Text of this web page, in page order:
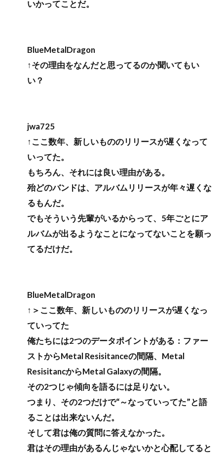
いかってことだ。
BlueMetalDragon
↑その理由をなんだと思ってるのか聞いてもい
い？
jwa725
↑ここ数年、新しいもののリリースが遅くなって
いってた。
もちろん、それには良い理由がある。
殆どのバンドは、アルバムリリースが年々遅くな
るもんだ。
でもそういう先輩がいるからって、5年ごとにア
ルバムが出るようなことになってないことを願っ
てるだけだ。
BlueMetalDragon
↑＞ここ数年、新しいもののリリースが遅くなっ
ていってた
俺たちには2つのデータポイントがある：ファー
ストからMetal Resisitanceの間隔、Metal
ResisitancからMetal Galaxyの間隔。
その2つじゃ傾向を語るには足りない。
つまり、その2つだけで“～なっていってた”と語
ることは出来ないんだ。
そして君は俺の質問に答えなかった。
君はその理由があるんじゃないかと心配してると